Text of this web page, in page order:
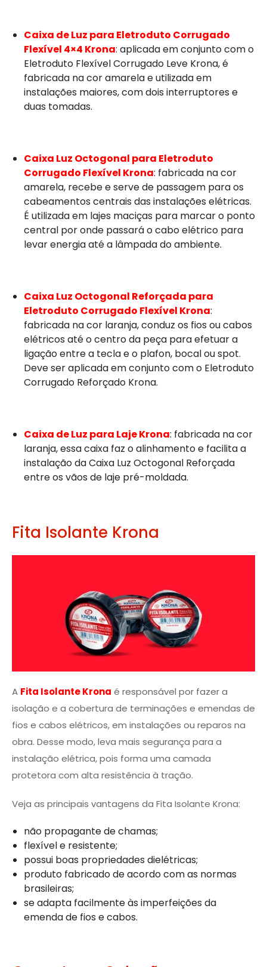
Caixa de Luz para Eletroduto Corrugado
Flexível 4×4 Krona: aplicada em conjunto com o
Eletroduto Flexível Corrugado Leve Krona, é
fabricada na cor amarela e utilizada em
instalações maiores, com dois interruptores e
duas tomadas.
Caixa Luz Octogonal para Eletroduto
Corrugado Flexível Krona: fabricada na cor
amarela, recebe e serve de passagem para os
cabeamentos centrais das instalações elétricas.
É utilizada em lajes maciças para marcar o ponto
central por onde passará o cabo elétrico para
levar energia até a lâmpada do ambiente.
Caixa Luz Octogonal Reforçada para
Eletroduto Corrugado Flexível Krona:
fabricada na cor laranja, conduz os fios ou cabos
elétricos até o centro da peça para efetuar a
ligação entre a tecla e o plafon, bocal ou spot.
Deve ser aplicada em conjunto com o Eletroduto
Corrugado Reforçado Krona.
Caixa de Luz para Laje Krona: fabricada na cor
laranja, essa caixa faz o alinhamento e facilita a
instalação da Caixa Luz Octogonal Reforçada
entre os vãos de laje pré-moldada.
Fita Isolante Krona
A Fita Isolante Krona é responsável por fazer a
isolação e a cobertura de terminações e emendas de
fios e cabos elétricos, em instalações ou reparos na
obra. Desse modo, leva mais segurança para a
instalação elétrica, pois forma uma camada
protetora com alta resistência à tração.
Veja as principais vantagens da Fita Isolante Krona:
não propagante de chamas;
flexível e resistente;
possui boas propriedades dielétricas;
produto fabricado de acordo com as normas
brasileiras;
se adapta facilmente às imperfeições da
emenda de fios e cabos.